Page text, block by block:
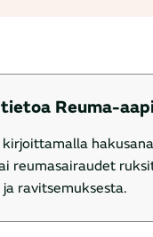
Reuma-
reumasairaudet
ravitsemuksesta.